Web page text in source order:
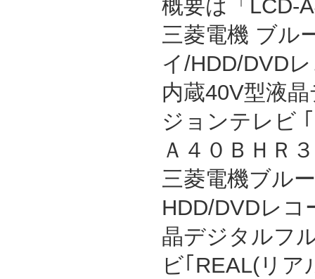
概要は「LCD-
三菱電機 ブル
イ/HDD/DVD
内蔵40V型液
ジョンテレビ
Ａ４０ＢＨＲ
三菱電機ブル
HDD/DVDレコ
晶デジタルフ
ビ｢REAL(リア